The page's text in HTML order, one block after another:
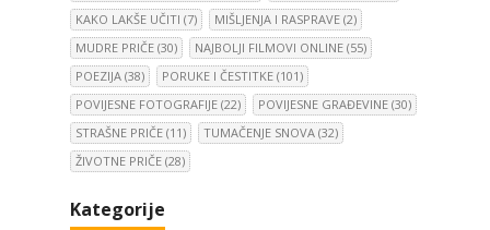
KAKO LAKŠE UČITI (7) MIŠLJENJA I RASPRAVE (2)
MUDRE PRIČE (30) NAJBOLJI FILMOVI ONLINE (55)
POEZIJA (38) PORUKE I ČESTITKE (101)
POVIJESNE FOTOGRAFIJE (22) POVIJESNE GRAĐEVINE (30)
STRAŠNE PRIČE (11) TUMAČENJE SNOVA (32)
ŽIVOTNE PRIČE (28)
Kategorije